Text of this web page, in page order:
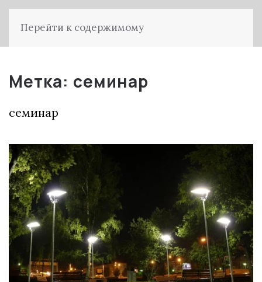
Перейти к содержимому
Метка: семинар
семинар